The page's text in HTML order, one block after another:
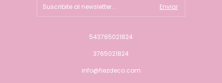
543765021824
3765021824
info@fiezdeco.com